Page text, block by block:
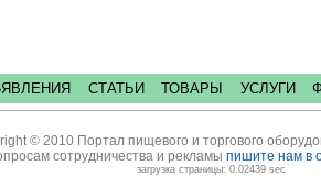
СТАТЬИ ТОВАРЫ УСЛУГИ
© 2010 Портал пищевого и торгового
сотрудничества и рекламы пишите нам в
загрузка страницы: 0.02439 sec